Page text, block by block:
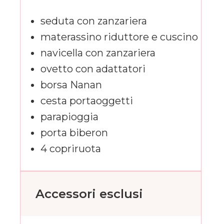
seduta con zanzariera
materassino riduttore e cuscino
navicella con zanzariera
ovetto con adattatori
borsa Nanan
cesta portaoggetti
parapioggia
porta biberon
4 copriruota
Accessori esclusi